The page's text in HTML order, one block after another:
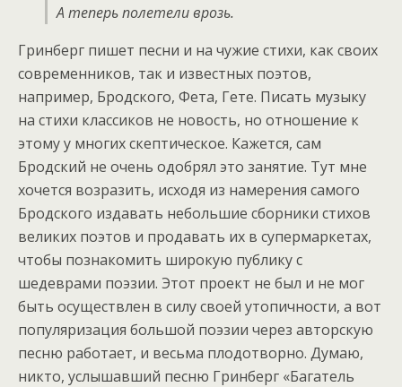
А теперь полетели врозь.
Гринберг пишет песни и на чужие стихи, как своих
современников, так и известных поэтов,
например, Бродского, Фета, Гете. Писать музыку
на стихи классиков не новость, но отношение к
этому у многих скептическое. Кажется, сам
Бродский не очень одобрял это занятие. Тут мне
хочется возразить, исходя из намерения самого
Бродского издавать небольшие сборники стихов
великих поэтов и продавать их в супермаркетах,
чтобы познакомить широкую публику с
шедеврами поэзии. Этот проект не был и не мог
быть осуществлен в силу своей утопичности, а вот
популяризация большой поэзии через авторскую
песню работает, и весьма плодотворно. Думаю,
никто, услышавший песню Гринберг «Багатель